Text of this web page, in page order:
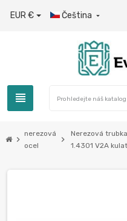
EUR € Čeština 
view_headline
chevron_right
nerezová
ocel
chevron_right
Nerezová
1.4301 V2A